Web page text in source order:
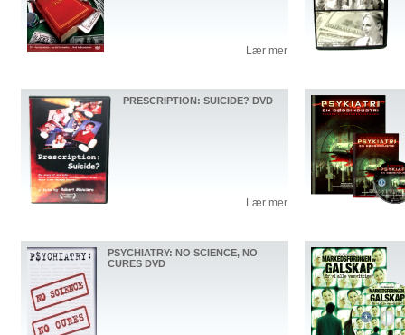
Lær mer
PRESCRIPTION: SUICIDE? DVD
Lær mer
PSYCHIATRY: NO SCIENCE, NO
CURES DVD